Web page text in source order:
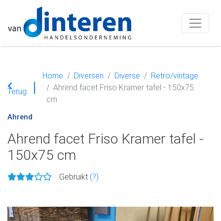
Terug
Home Diversen Diverse
Retro/vintage
Ahrend facet Friso Kramer tafel - 150x75
cm
Ahrend
Ahrend facet Friso Kramer tafel -
150x75 cm
Gebruikt (?)